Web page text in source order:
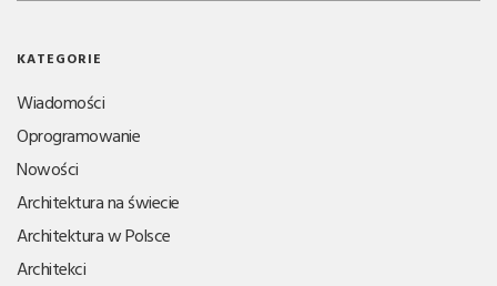
KATEGORIE
Wiadomości
Oprogramowanie
Nowości
Architektura na świecie
Architektura w Polsce
Architekci